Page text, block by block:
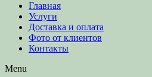
Главная
Услуги
Доставка и оплата
Фото от клиентов
Контакты
Menu